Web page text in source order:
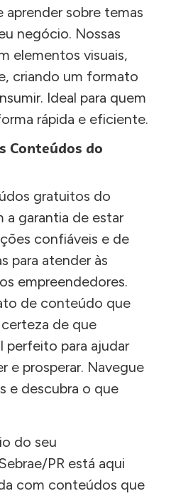
aprender sobre temas
negócio. Nossas
elementos visuais,
criando um formato
Ideal para quem
rápida e eficiente.
Conteúdos do
gratuitos do
a garantia de estar
confiáveis e de
para atender às
empreendedores.
de conteúdo que
de que
perfeito para ajudar
e prosperar. Navegue
e descubra o que
do seu
PR está aqui
com conteúdos que